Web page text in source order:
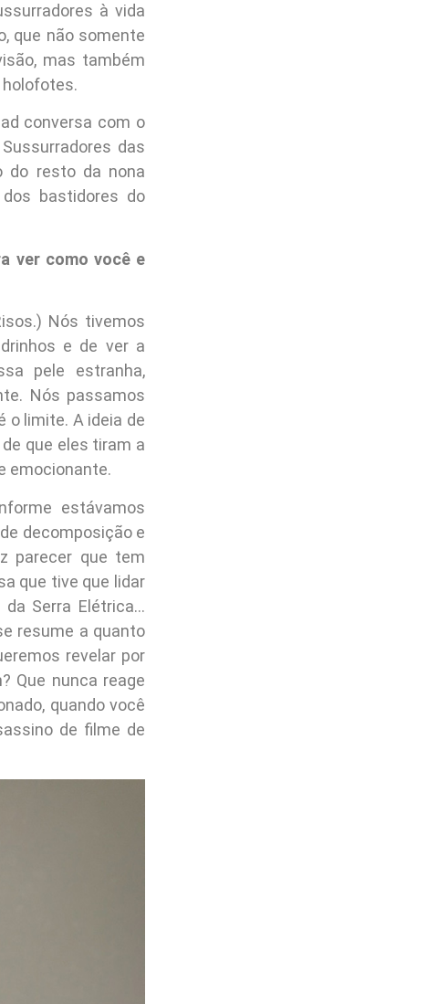
à vida
que não somente
mas também
holofotes.
conversa com o
das
do resto da nona
bastidores do
ver como você e
Nós tivemos
e de ver a
pele estranha,
Nós passamos
o limite. A ideia de
que eles tiram a
emocionante.
estávamos
decomposição e
parecer que tem
que tive que lidar
Serra Elétrica…
resume a quanto
revelar por
Que nunca reage
quando você
de filme de